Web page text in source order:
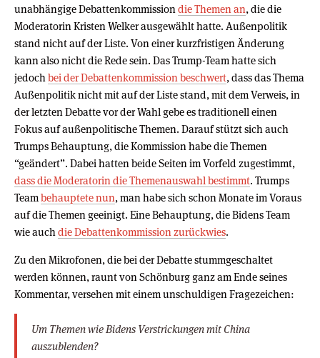
unabhängige Debattenkommissiondie Themen an, die die
Moderatorin Kristen Welker ausgewählt hatte. Außenpolitik
stand nicht auf der Liste. Von einer kurzfristigen Änderung
kann also nicht die Rede sein. Das Trump-Team hatte sich
jedochbei der Debattenkommission beschwert, dass das Thema
Außenpolitik nicht mit auf der Liste stand, mit dem Verweis, in
der letzten Debatte vor der Wahl gebe es traditionell einen
Fokus auf außenpolitische Themen. Darauf stützt sich auch
Trumps Behauptung, die Kommission habe die Themen
“geändert”. Dabei hatten beide Seiten im Vorfeld zugestimmt,
dass die Moderatorin die Themenauswahl bestimmt. Trumps
Teambehauptete nun, man habe sich schon Monate im Voraus
auf die Themen geeinigt. Eine Behauptung, die Bidens Team
wie auchdie Debattenkommission zurückwies.
Zu den Mikrofonen, die bei der Debatte stummgeschaltet
werden können, raunt von Schönburg ganz am Ende seines
Kommentar, versehen mit einem unschuldigen Fragezeichen:
Um Themen wie Bidens Verstrickungen mit China
auszublenden?